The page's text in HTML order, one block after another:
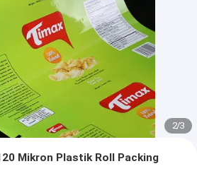
2/3
Mikron Plastik Roll Packing